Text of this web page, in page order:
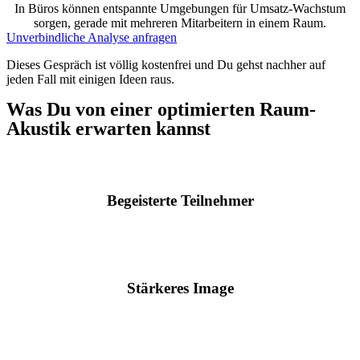
In Büros können entspannte Umgebungen für Umsatz-Wachstum
sorgen, gerade mit mehreren Mitarbeitern in einem Raum.
Unverbindliche Analyse anfragen
Dieses Gespräch ist völlig kostenfrei und Du gehst nachher auf
jeden Fall mit einigen Ideen raus.
Was Du von einer optimierten Raum-
Akustik erwarten kannst
Begeisterte Teilnehmer
Stärkeres Image